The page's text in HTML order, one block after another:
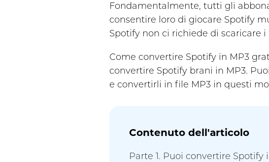
Fondamentalmente, tutti gli
consentire loro di giocare Spotify
Spotify non ci richiede di scaricare
Come convertire Spotify in MP3
convertire Spotify brani in MP3.
e convertirli in file MP3 in questi
Contenuto dell'articolo
Parte 1. Puoi convertire Spotify